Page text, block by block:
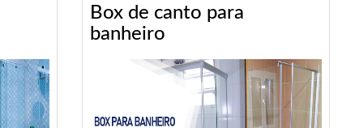
Box de canto para
banheiro